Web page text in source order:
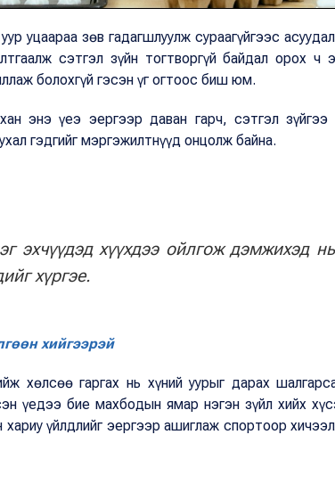
уур уцаараа зөв гадагшлуулж сураагүйгээс
сэтгэл зүйн тогтворгүй байдал орох ч
болохгүй гэсэн үг огтоос биш юм.
энэ үеэ эергээр даван гарч, сэтгэл
гэдгийг мэргэжилтнүүд онцолж байна.
эхчүүдэд хүүхдээ ойлгож дэмжихэд
хүргэе.
хийгээрэй
хөлсөө гаргах нь хүний уурыг дарах
үедээ бие махбодын ямар нэгэн зүйл хийх
үйлдлийг эергээр ашиглаж спортоор